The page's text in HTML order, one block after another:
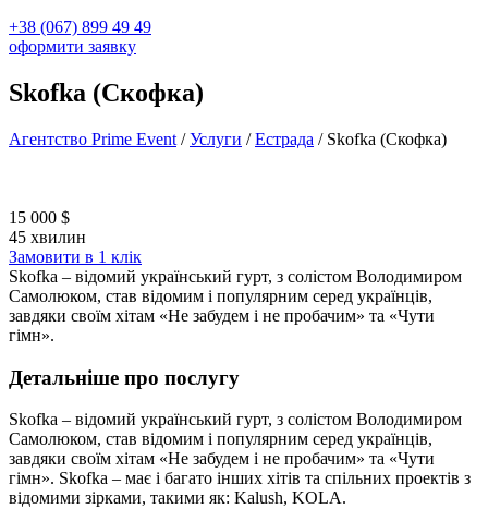
+38 (067) 899 49 49
оформити заявку
Skofka (Скофка)
Агентство Prime Event /Услуги /Естрада / Skofka (Скофка)
15 000 $
45 хвилин
Замовити в 1 клік
Skofka – відомий український гурт, з солістом Володимиром
Самолюком, став відомим і популярним серед українців,
завдяки своїм хітам «Не забудем і не пробачим» та «Чути
гімн».
Детальніше про послугу
Skofka – відомий український гурт, з солістом Володимиром
Самолюком, став відомим і популярним серед українців,
завдяки своїм хітам «Не забудем і не пробачим» та «Чути
гімн». Skofka – має і багато інших хітів та спільних проектів з
відомими зірками, такими як: Kalush, KOLA.